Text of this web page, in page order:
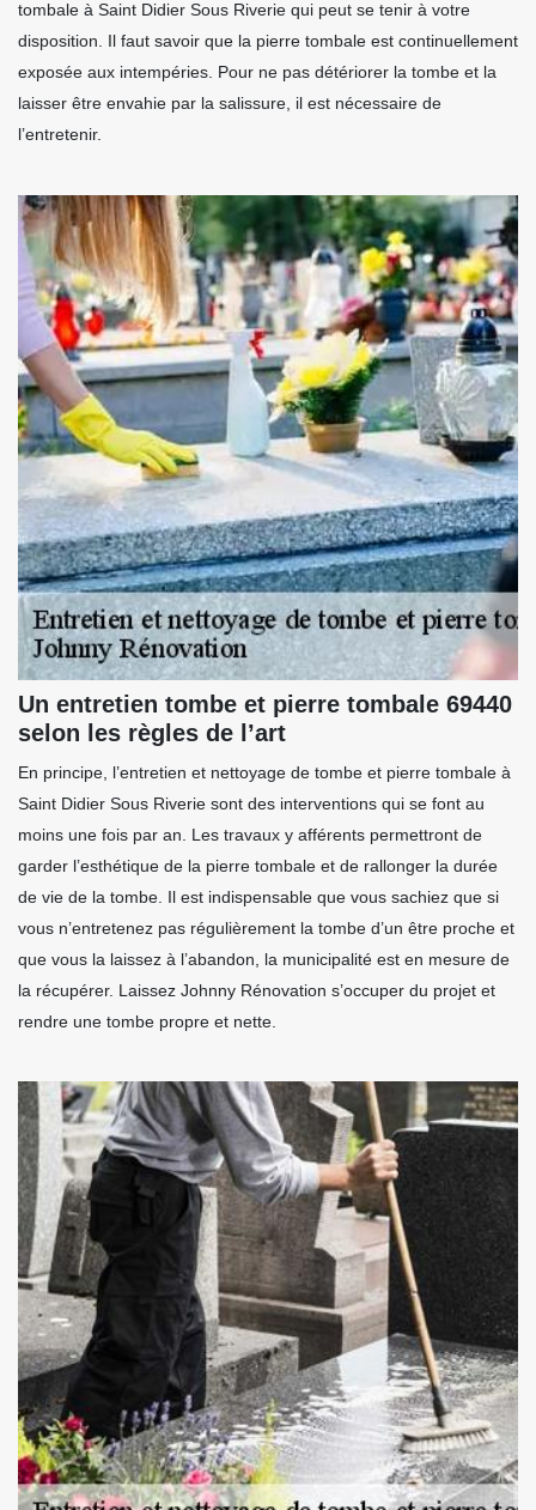
tombale à Saint Didier Sous Riverie qui peut se tenir à votre
disposition. Il faut savoir que la pierre tombale est continuellement
exposée aux intempéries. Pour ne pas détériorer la tombe et la
laisser être envahie par la salissure, il est nécessaire de
l’entretenir.
Un entretien tombe et pierre tombale 69440
selon les règles de l’art
En principe, l’entretien et nettoyage de tombe et pierre tombale à
Saint Didier Sous Riverie sont des interventions qui se font au
moins une fois par an. Les travaux y afférents permettront de
garder l’esthétique de la pierre tombale et de rallonger la durée
de vie de la tombe. Il est indispensable que vous sachiez que si
vous n’entretenez pas régulièrement la tombe d’un être proche et
que vous la laissez à l’abandon, la municipalité est en mesure de
la récupérer. Laissez Johnny Rénovation s’occuper du projet et
rendre une tombe propre et nette.